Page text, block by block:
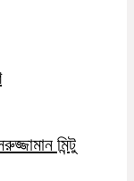
মিন্টু